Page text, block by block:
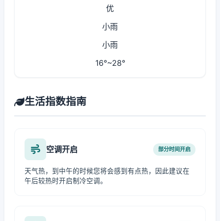
优
小雨
小雨
16°~28°
生活指数指南
空调开启 部分时间开启
天气热，到中午的时候您将会感到有点热，因此建议在
午后较热时开启制冷空调。